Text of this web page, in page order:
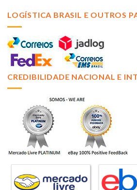
LOGÍSTICA BRASIL E OUTROS
CREDIBILIDADE NACIONAL E